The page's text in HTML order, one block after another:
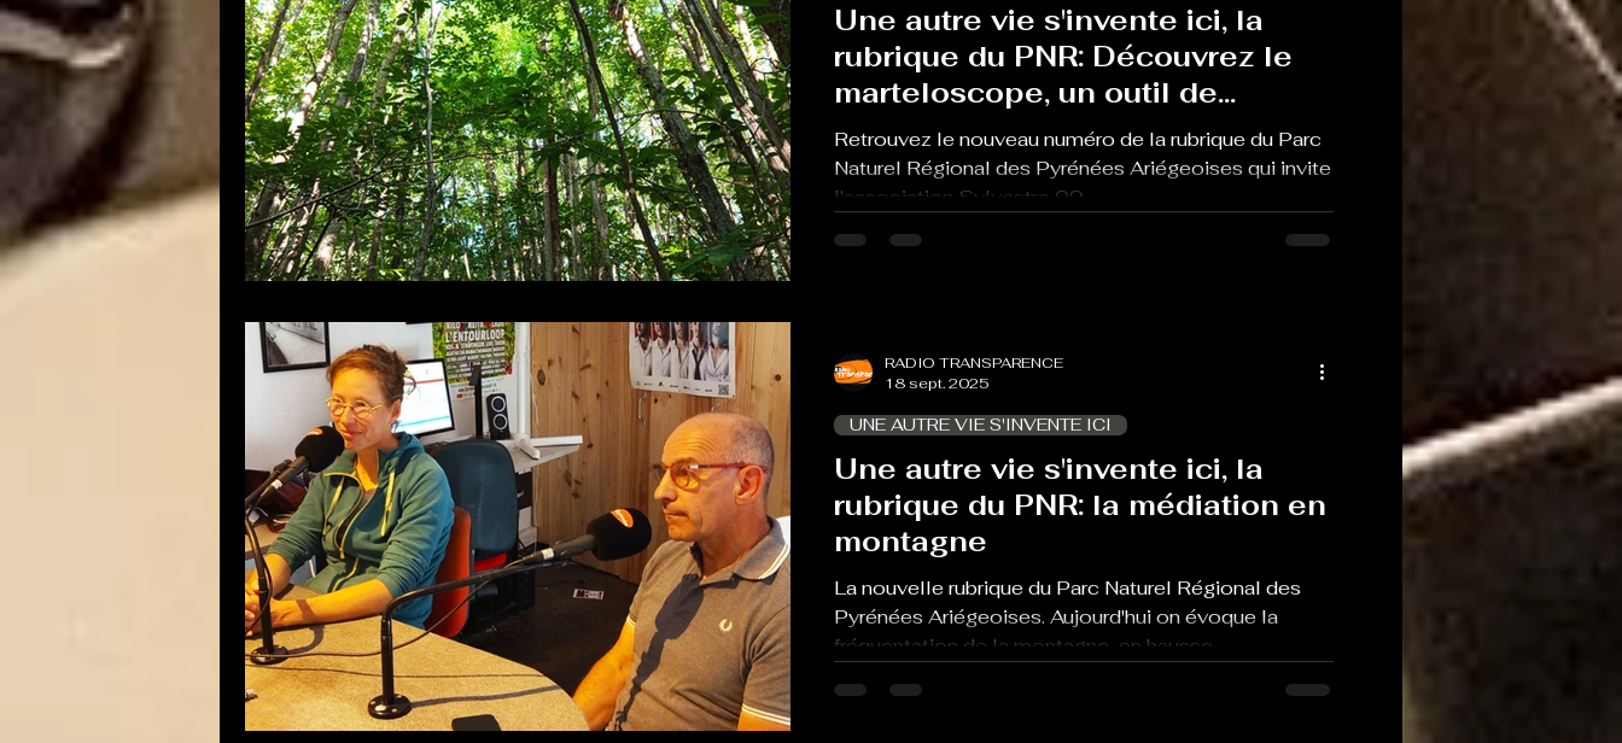
Une autre vie s'invente ici, la
rubrique du PNR: Découvrez le
marteloscope, un outil de
gestion de la forêt
Retrouvez le nouveau numéro de la rubrique du Parc
Naturel Régional des Pyrénées Ariégeoises qui invite
l'association Sylvestre 09
Une autre vie s'invente ici, la
rubrique du PNR: la médiation en
montagne
La nouvelle rubrique du Parc Naturel Régional des
Pyrénées Ariégeoises. Aujourd'hui on évoque la
fréquentation de la montagne, en hausse,...
UNE AUTRE VIE S'INVENTE ICI
RADIO TRANSPARENCE
18 sept. 2025